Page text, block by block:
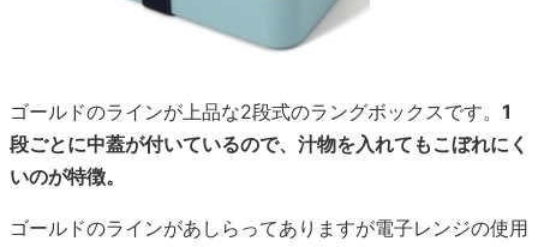
ゴールドのラインが上品な2段式のラングボックスです。 1
段ごとに中蓋が付いているので、汁物を入れてもこぼれにく
いのが特徴。
ゴールドのラインがあしらってありますが電子レンジの使用